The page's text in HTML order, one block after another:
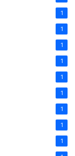
1
1
1
1
1
1
1
1
1